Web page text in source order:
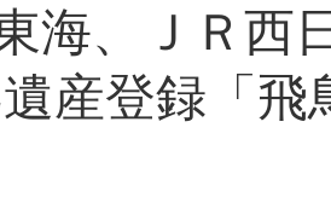
海、ＪＲ西
産登録「